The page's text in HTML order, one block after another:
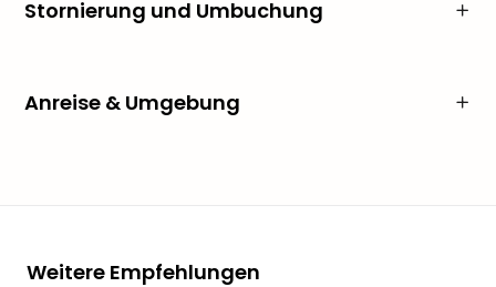
Stornierung und Umbuchung
Anreise & Umgebung
Weitere Empfehlungen